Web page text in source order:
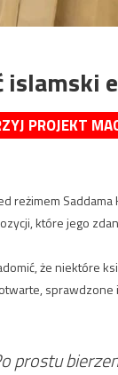
PROJEKT
reżimem
które jego
że niektóre
prostu